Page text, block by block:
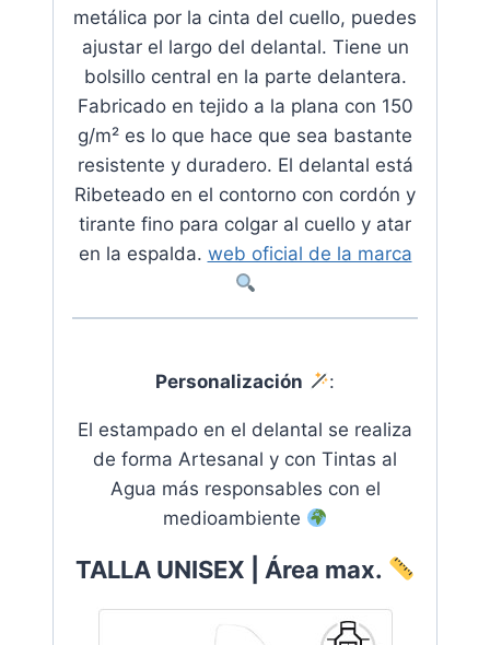
metálica por la cinta del cuello, puedes
ajustar el largo del delantal. Tiene un
bolsillo central en la parte delantera.
Fabricado en tejido a la plana con 150
g/m² es lo que hace que sea bastante
resistente y duradero. El delantal está
Ribeteado en el contorno con cordón y
tirante fino para colgar al cuello y atar
en la espalda. web oficial de la marca
Personalización :
El estampado en el delantal se realiza
de forma Artesanal y con Tintas al
Agua más responsables con el
medioambiente
TALLA UNISEX | Área max.